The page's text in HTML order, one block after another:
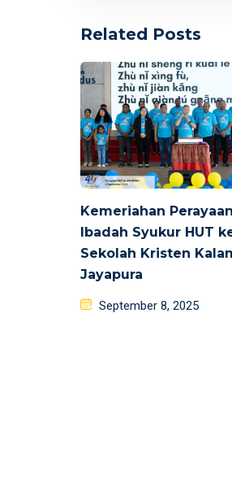
Related Posts
Kemeriahan
Ibadah Syukur HUT
Sekolah Kristen
Jayapura
Posted
September 8, 2025